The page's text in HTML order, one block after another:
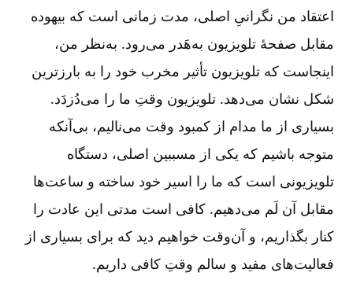
اعتقاد من نگرانیِ اصلی، مدت زمانی است که بیهوده
مقابل صفحۀ تلویزیون به‌هَدر می‌رود. به‌نظر من،
اینجاست که تلویزیون تأثیر مخرب خود را به بارزترین
شکل نشان می‌دهد. تلویزیون وقتِ ما را می‌دُزدَد.
بسیاری از ما مدام از کمبود وقت می‌نالیم، بی‌آنکه
متوجه باشیم که یکی از مسببین اصلی، دستگاه
تلویزیونی است که ما را اسیر خود ساخته و ساعت‌ها
مقابل آن لَم می‌دهیم. کافی است مدتی این عادت را
کنار بگذاریم، و آن‌وقت خواهیم دید که برای بسیاری از
فعالیت‌های مفید و سالم وقتِ کافی داریم.